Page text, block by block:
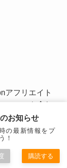
アフリエイト
ションを含む
ネット接続 未分類
お知らせ
の最新情報をプ
！
購読する